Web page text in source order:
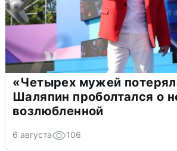
«Четырех мужей
Шаляпин проболтался о
возлюбленной
6 августа 106